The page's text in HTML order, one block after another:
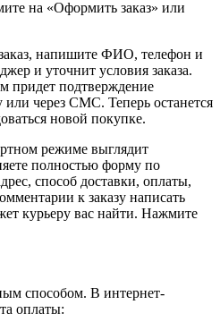
на «Оформить заказ» или
напишите ФИО, телефон и
и уточнит условия заказа.
придет подтверждение
или через СМС. Теперь останется
новой покупке.
режиме выглядит
полностью форму по
способ доставки, оплаты,
к заказу написать
курьеру вас найти. Нажмите
способом. В интернет-
оплаты: